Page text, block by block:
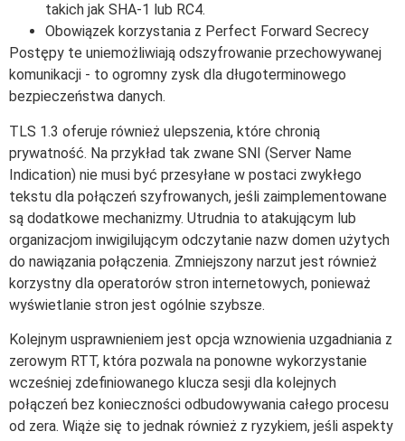
takich jak SHA-1 lub RC4.
Obowiązek korzystania z Perfect Forward Secrecy
Postępy te uniemożliwiają odszyfrowanie przechowywanej
komunikacji - to ogromny zysk dla długoterminowego
bezpieczeństwa danych.
TLS 1.3 oferuje również ulepszenia, które chronią
prywatność. Na przykład tak zwane SNI (Server Name
Indication) nie musi być przesyłane w postaci zwykłego
tekstu dla połączeń szyfrowanych, jeśli zaimplementowane
są dodatkowe mechanizmy. Utrudnia to atakującym lub
organizacjom inwigilującym odczytanie nazw domen użytych
do nawiązania połączenia. Zmniejszony narzut jest również
korzystny dla operatorów stron internetowych, ponieważ
wyświetlanie stron jest ogólnie szybsze.
Kolejnym usprawnieniem jest opcja wznowienia uzgadniania z
zerowym RTT, która pozwala na ponowne wykorzystanie
wcześniej zdefiniowanego klucza sesji dla kolejnych
połączeń bez konieczności odbudowywania całego procesu
od zera. Wiąże się to jednak również z ryzykiem, jeśli aspekty